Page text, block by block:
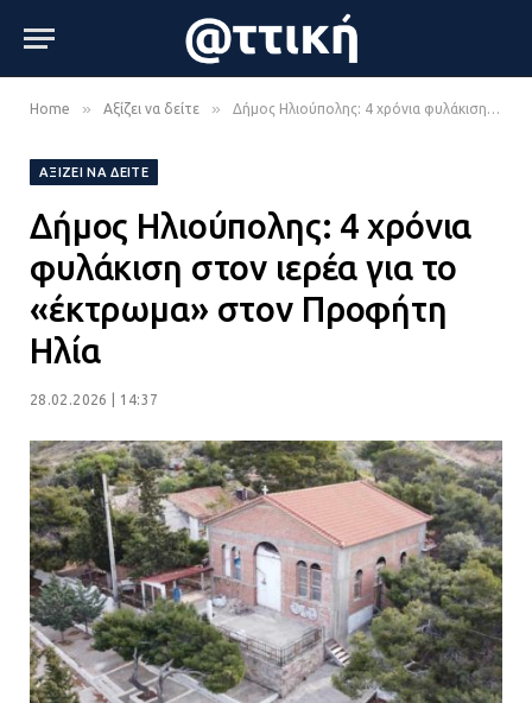
Home » Αξίζει να δείτε » Δήμος Ηλιούπολης: 4 χρόνια φυλάκιση στον ιερέα για το «έκτρωμα» στον Προφήτη Ηλία
ΑΞΊΖΕΙ ΝΑ ΔΕΊΤΕ
Δήμος Ηλιούπολης: 4 χρόνια
φυλάκιση στον ιερέα για το
«έκτρωμα» στον Προφήτη
Ηλία
28.02.2026 | 14:37